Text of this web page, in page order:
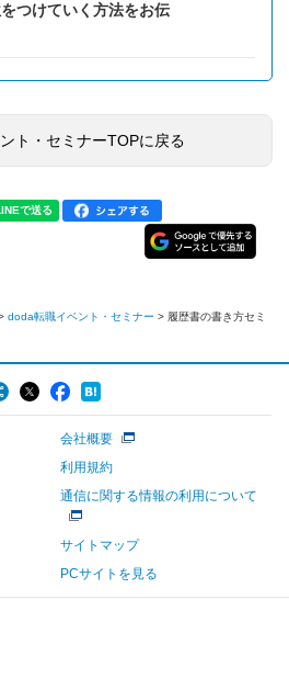
つけていく方法をお伝
ト・セミナーTOPに戻る
doda転職イベント・セミナー > 履歴書の書き方セミ
会社概要
利用規約
通信に関する情報の利用について
サイトマップ
PCサイトを見る